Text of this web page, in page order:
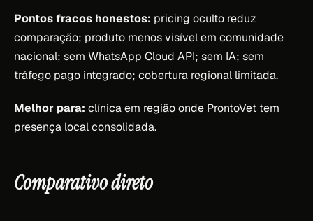
Pontos fracos honestos: pricing oculto reduz
comparação; produto menos visível em comunidade
nacional; sem WhatsApp Cloud API; sem IA; sem
tráfego pago integrado; cobertura regional limitada.
Melhor para: clínica em região onde ProntoVet tem
presença local consolidada.
Comparativo direto